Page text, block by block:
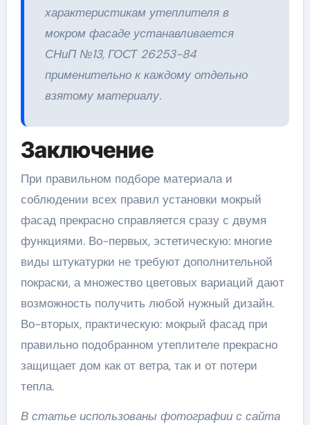
характеристикам утеплителя в
мокром фасаде устанавливается
СНиП №13, ГОСТ 26253-84
применительно к каждому отдельно
взятому материалу.
Заключение
При правильном подборе материала и
соблюдении всех правил установки мокрый
фасад прекрасно справляется сразу с двумя
функциями. Во-первых, эстетическую: многие
виды штукатурки не требуют дополнительной
покраски, а множество цветовых вариаций дают
возможность получить любой нужный дизайн.
Во-вторых, практическую: мокрый фасад при
правильно подобранном утеплителе прекрасно
защищает дом как от ветра, так и от потери
тепла.
В статье использованы фотографии с сайта